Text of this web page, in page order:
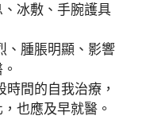
冰敷、手腕護具
、腫脹明顯、影響
時間的自我治療，
也應及早就醫。